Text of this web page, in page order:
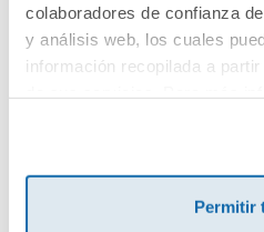
colaboradores de confianza
y análisis web, los cuales
información recopilada a
Permitir
Debes